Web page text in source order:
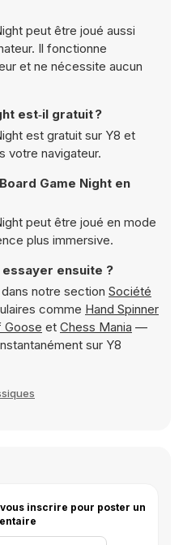
peut être joué aussi
Il fonctionne
et ne nécessite aucun
est‑il gratuit ?
est gratuit sur Y8 et
votre navigateur.
Game Night en
peut être joué en mode
plus immersive.
essayer ensuite ?
notre section Société
comme Hand Spinner
Goose et Chess Mania —
sur Y8
inscrire pour poster un